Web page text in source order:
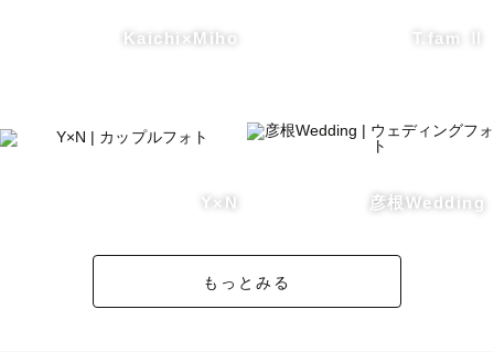
Kaichi×Miho T.fam Ⅱ
Y×N 彦根Wedding
もっとみる